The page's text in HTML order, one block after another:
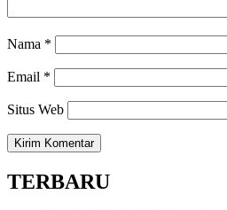
Nama *
Email *
Situs Web
TERBARU